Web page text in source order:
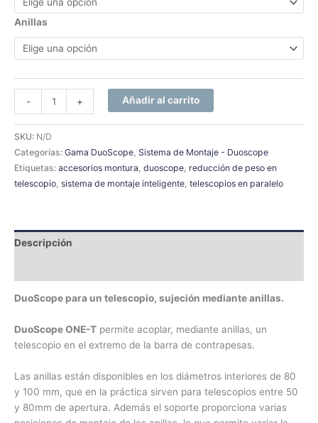
Anillas
- + Añadir al carrito
SKU: N/D
Categorías: Gama DuoScope Sistema de Montaje - Duoscope
Etiquetas: accesorios montura duoscope reducción de peso en
telescopio sistema de montaje inteligente telescopios en paralelo
Descripción
DuoScope para un telescopio, sujeción mediante anillas.
DuoScope ONE-T permite acoplar, mediante anillas, un
telescopio en el extremo de la barra de contrapesas.
Las anillas están disponibles en los diámetros interiores de 80
y 100 mm, que en la práctica sirven para telescopios entre 50
y 80mm de apertura. Además el soporte proporciona varias